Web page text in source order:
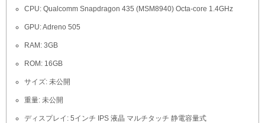
CPU: Qualcomm Snapdragon 435 (MSM8940) Octa-core 1.4GHz
GPU: Adreno 505
RAM: 3GB
ROM: 16GB
サイズ: 未公開
重量: 未公開
ディスプレイ: 5インチ IPS 液晶 マルチタッチ 静電容量式